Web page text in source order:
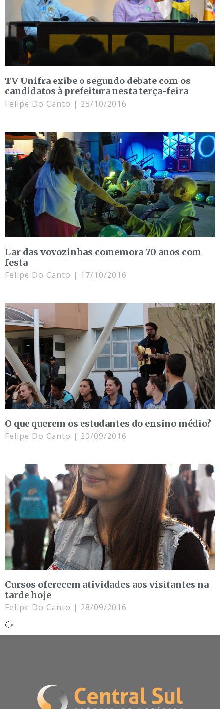
TV Unifra exibe o segundo debate com os
candidatos à prefeitura nesta terça-feira
Felipe Do Canto 25/10/2016
Lar das vovozinhas comemora 70 anos com
festa
Felipe Do Canto 17/10/2016
O que querem os estudantes do ensino médio?
Felipe Do Canto 29/09/2016
Cursos oferecem atividades aos visitantes na
tarde hoje
Felipe Do Canto 28/09/2016